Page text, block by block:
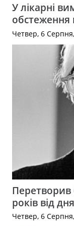
У лікарні
Четвер, 6
Перетворив
років від
Четвер, 6